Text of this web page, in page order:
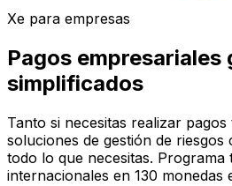
Xe para empresas
Pagos empresariales
simplificados
Tanto si necesitas realizar
soluciones de gestión de riesgos
todo lo que necesitas. Programa
internacionales en 130 monedas